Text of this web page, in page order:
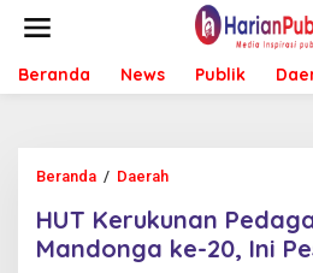
t
Beranda News Publik
Beranda / Daerah
T
K
e
HUT Kerukunan
Mandonga ke-20, Ini